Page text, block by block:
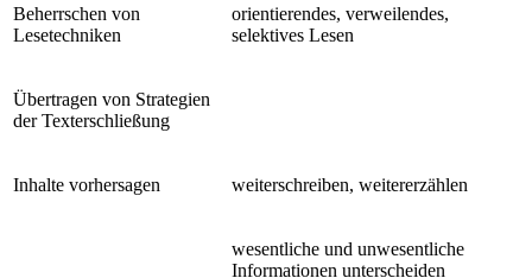
Beherrschen von
Lesetechniken
orientierendes, verweilendes,
selektives Lesen
Übertragen von Strategien
der Texterschließung
Inhalte vorhersagen weiterschreiben, weitererzählen
wesentliche und unwesentliche
Informationen unterscheiden